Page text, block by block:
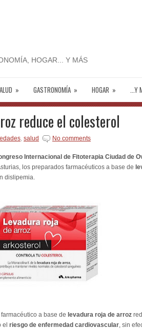
HOGAR... Y MÁS
» GASTRONOMÍA » HOGAR » ...Y
reduce el colesterol
, salud No comments
Internacional de Fitoterapia Ciudad de
los preparados farmacéuticos a base de
dislipemia.
a base de levadura roja de arroz
el riesgo de enfermedad cardiovascular, sin